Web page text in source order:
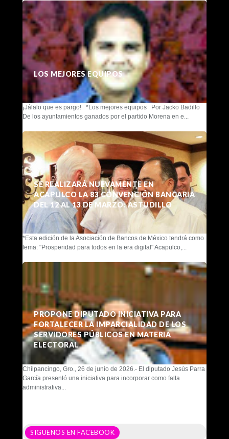
LOS MEJORES EQUIPOS
¡Jálalo que es pargo! *Los mejores equipos Por Jacko Badillo
De los ayuntamientos ganados por el partido Morena en e...
SE REALIZARÁ NUEVAMENTE EN
ACAPULCO LA 83 CONVENCIÓN BANCARIA
DEL 12 AL 13 DE MARZO: ASTUDILLO
*Esta edición de la Asociación de Bancos de México tendrá como
lema: "Prosperidad para todos en la era digital" Acapulco,...
PROPONE DIPUTADO INICIATIVA PARA
FORTALECER LA IMPARCIALIDAD DE LOS
SERVIDORES PÚBLICOS EN MATERIA
ELECTORAL
Chilpancingo, Gro., 26 de junio de 2026.- El diputado Jesús Parra
García presentó una iniciativa para incorporar como falta
administrativa...
SIGUENOS EN FACEBOOK